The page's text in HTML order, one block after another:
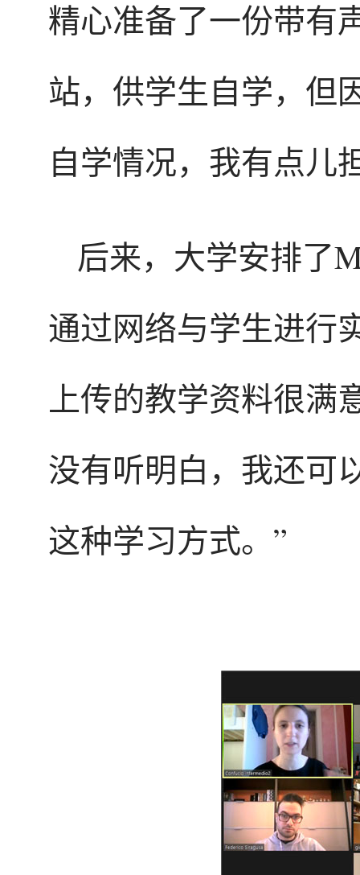
精心准备了一份带有
站，供学生自学，但
自学情况，我有点儿
后来，大学安排了
通过网络与学生进行
上传的教学资料很满
没有听明白，我还可
这种学习方式。”